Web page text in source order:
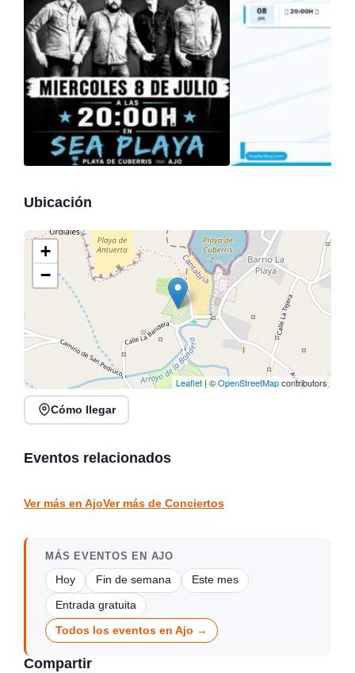
Ubicación
+
−
Leaflet | ©OpenStreetMapcontributors
Cómo llegar
Eventos relacionados
Conciertos de la Atalaya
Laredo
Ver más en AjoVer más de Conciertos
MÁS EVENTOS EN AJO
Hoy Fin de semana Este mes
Entrada gratuita
Todos los eventos en Ajo →
Compartir